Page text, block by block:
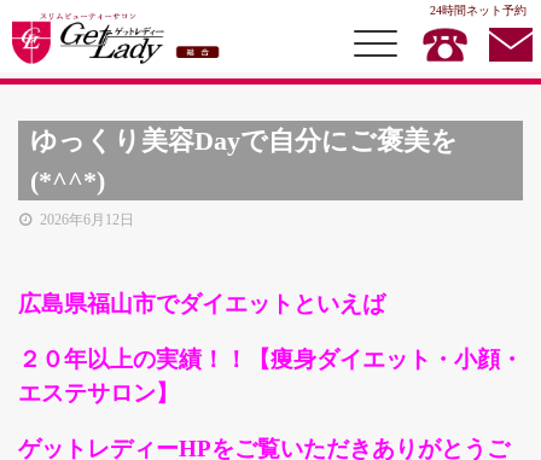
24時間ネット予約
総合TOP
ビューティメニュー
お得情報
スクール
ゆっくり美容Dayで自分にご褒美を
(*^^*)
2026年6月12日
広島県福山市でダイエットといえば
２０年以上の実績！！【痩身ダイエット・小顔・
エステサロン】
ゲットレディーHPをご覧いただきありがとうご